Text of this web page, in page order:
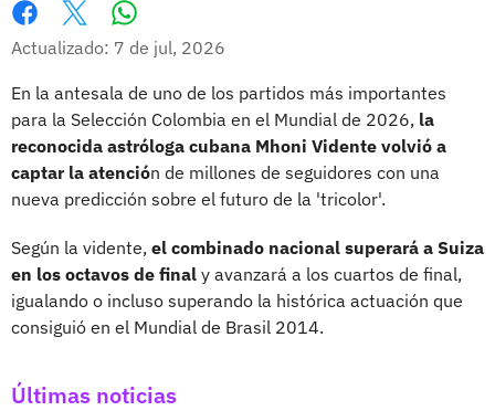
Facebook
X
Actualizado: 7 de jul, 2026
En la antesala de uno de los partidos más importantes
para la Selección Colombia en el Mundial de 2026, la
reconocida astróloga cubana Mhoni Vidente volvió a
captar la atención de millones de seguidores con una
nueva predicción sobre el futuro de la 'tricolor'.
Según la vidente, el combinado nacional superará a Suiza
en los octavos de final y avanzará a los cuartos de final,
igualando o incluso superando la histórica actuación que
consiguió en el Mundial de Brasil 2014.
Últimas noticias